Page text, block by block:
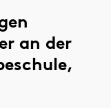
an der